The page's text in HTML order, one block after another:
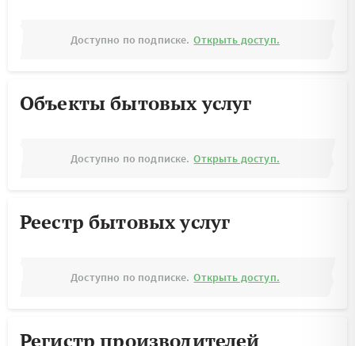
Доступно по подписке. Открыть доступ.
Объекты бытовых услуг
Доступно по подписке. Открыть доступ.
Реестр бытовых услуг
Доступно по подписке. Открыть доступ.
Регистр производителей